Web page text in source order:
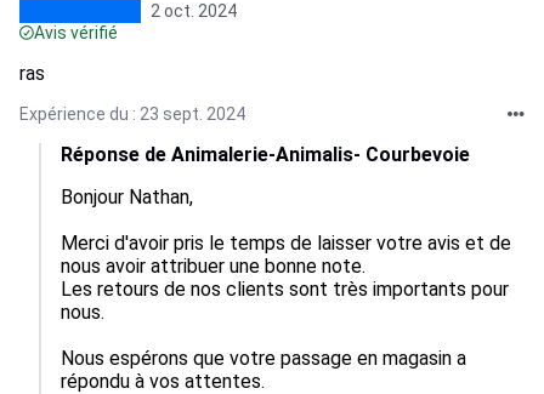
2 oct. 2024
Avis vérifié
ras
Expérience du : 23 sept. 2024
Réponse de Animalerie-Animalis- Courbevoie
Bonjour Nathan,
Merci d'avoir pris le temps de laisser votre avis et de
nous avoir attribuer une bonne note.
Les retours de nos clients sont très importants pour
nous.
Nous espérons que votre passage en magasin a
répondu à vos attentes.